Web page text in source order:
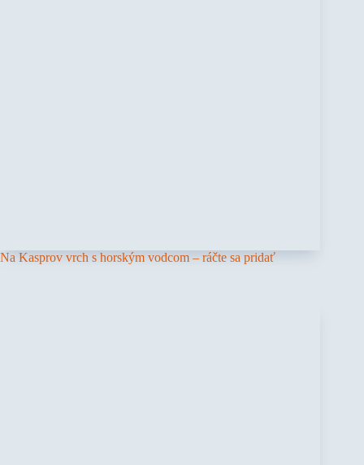
Na Kasprov vrch s horským vodcom – ráčte sa pridať